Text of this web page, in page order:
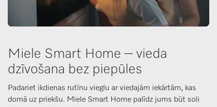
Miele Smart Home – vieda
dzīvošana bez piepūles
Padariet ikdienas rutīnu vieglu ar viedajām iekārtām, kas
domā uz priekšu. Miele Smart Home palīdz jums būt soli